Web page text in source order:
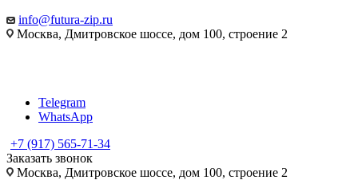
info@futura-zip.ru
Москва, Дмитровское шоссе, дом 100, строение 2
Telegram
WhatsApp
+7 (917) 565-71-34
Заказать звонок
Москва, Дмитровское шоссе, дом 100, строение 2